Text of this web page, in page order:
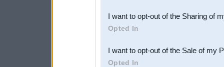
Downstream Participants
third parties.
I want to opt-out of the Sharing of
Opted In
I want to opt-out of the Sale of my
Opted In